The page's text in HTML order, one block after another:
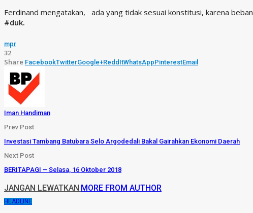
Ferdinand mengatakan, ada yang tidak sesuai konstitusi, karena
#duk.
mpr
32
Share FacebookTwitterGoogle+ReddItWhatsAppPinterestEmail
Iman Handiman
Prev Post
Investasi Tambang Batubara Selo Argodedali Bakal Gairahkan Ekonomi Daerah
Next Post
BERITAPAGI – Selasa, 16 Oktober 2018
JANGAN LEWATKAN MORE FROM AUTHOR
HEADLINE